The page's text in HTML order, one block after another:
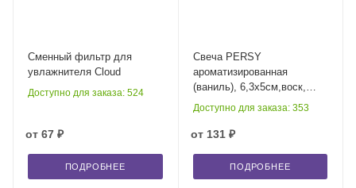
Сменный фильтр для
увлажнителя Cloud
Доступно для заказа: 524
от 67 ₽
ПОДРОБНЕЕ
Свеча PERSY
ароматизированная
(ваниль), 6,3х5см,воск,
стекло
Доступно для заказа: 353
от 131 ₽
ПОДРОБНЕЕ